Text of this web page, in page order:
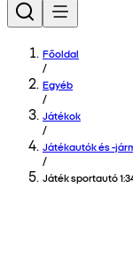
Főoldal
/
Egyéb
/
Játékok
/
Játékautók és -
/
Játék sportautó